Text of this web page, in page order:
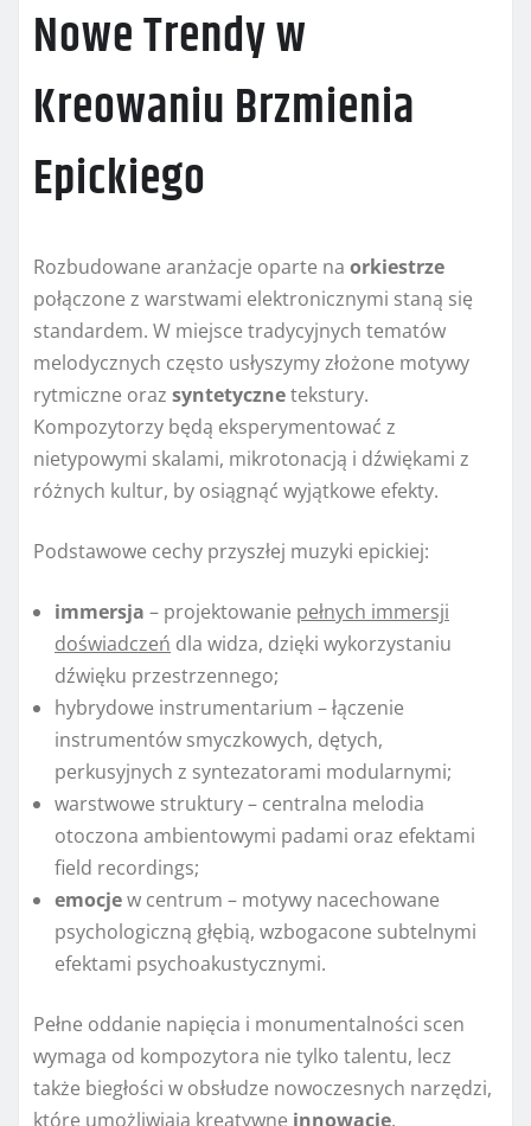
Nowe Trendy w
Kreowaniu Brzmienia
Epickiego
Rozbudowane aranżacje oparte na orkiestrze
połączone z warstwami elektronicznymi staną się
standardem. W miejsce tradycyjnych tematów
melodycznych często usłyszymy złożone motywy
rytmiczne oraz syntetycznetekstury.
Kompozytorzy będą eksperymentować z
nietypowymi skalami, mikrotonacją i dźwiękami z
różnych kultur, by osiągnąć wyjątkowe efekty.
Podstawowe cechy przyszłej muzyki epickiej:
immersja – projektowanie pełnych immersji
doświadczeń dla widza, dzięki wykorzystaniu
dźwięku przestrzennego;
hybrydowe instrumentarium – łączenie
instrumentów smyczkowych, dętych,
perkusyjnych z syntezatorami modularnymi;
warstwowe struktury – centralna melodia
otoczona ambientowymi padami oraz efektami
field recordings;
emocjew centrum – motywy nacechowane
psychologiczną głębią, wzbogacone subtelnymi
efektami psychoakustycznymi.
Pełne oddanie napięcia i monumentalności scen
wymaga od kompozytora nie tylko talentu, lecz
także biegłości w obsłudze nowoczesnych narzędzi,
które umożliwiają kreatywne innowacje.